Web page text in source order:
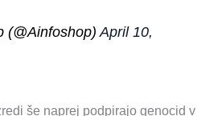
(@Ainfoshop)April 10,
še naprej podpirajo genocid v